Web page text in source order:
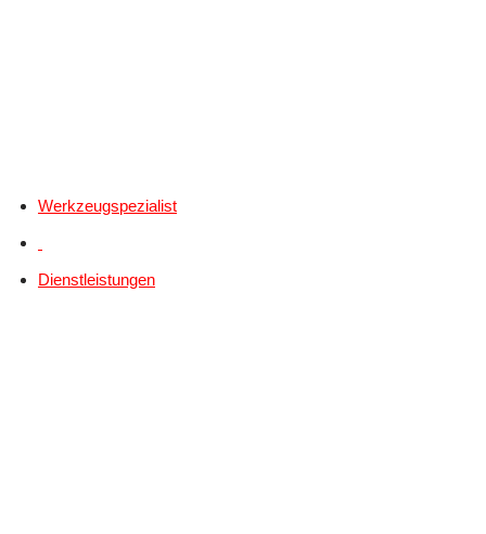
Werkzeugspezialist
Dienstleistungen